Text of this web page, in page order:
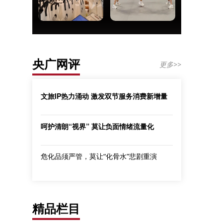
央广网评 更多>>
文旅IP热力涌动 激发双节服务消费新增量
呵护清朗“视界” 莫让负面情绪流量化
危化品须严管，莫让“化骨水”悲剧重演
精品栏目